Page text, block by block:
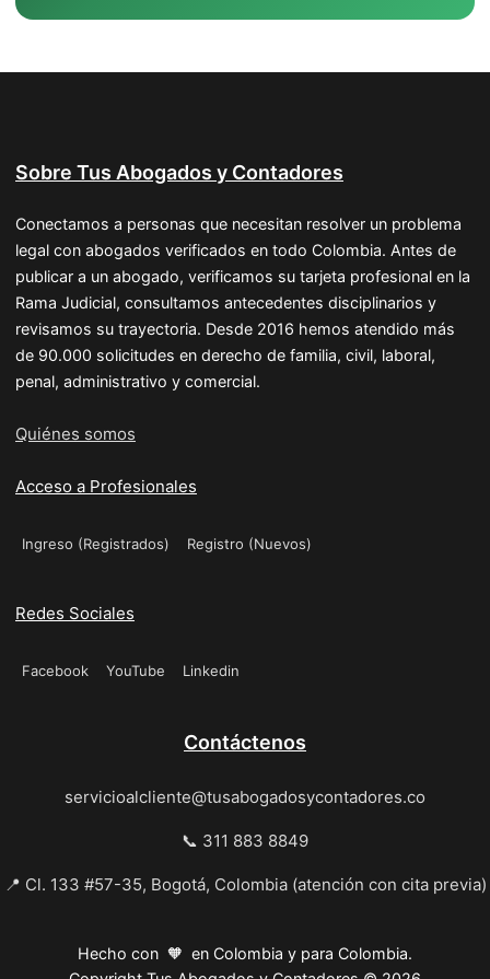
Sobre Tus Abogados y Contadores
Conectamos a personas que necesitan resolver un problema
legal con abogados verificados en todo Colombia. Antes de
publicar a un abogado, verificamos su tarjeta profesional en la
Rama Judicial, consultamos antecedentes disciplinarios y
revisamos su trayectoria. Desde 2016 hemos atendido más
de 90.000 solicitudes en derecho de familia, civil, laboral,
penal, administrativo y comercial.
Quiénes somos
Acceso a Profesionales
Ingreso (Registrados) Registro (Nuevos)
Redes Sociales
Facebook YouTube Linkedin
Contáctenos
servicioalcliente@tusabogadosycontadores.co
📞 311 883 8849
📍 Cl. 133 #57-35, Bogotá, Colombia (atención con cita previa)
Hecho con 🧡 en Colombia y para Colombia.